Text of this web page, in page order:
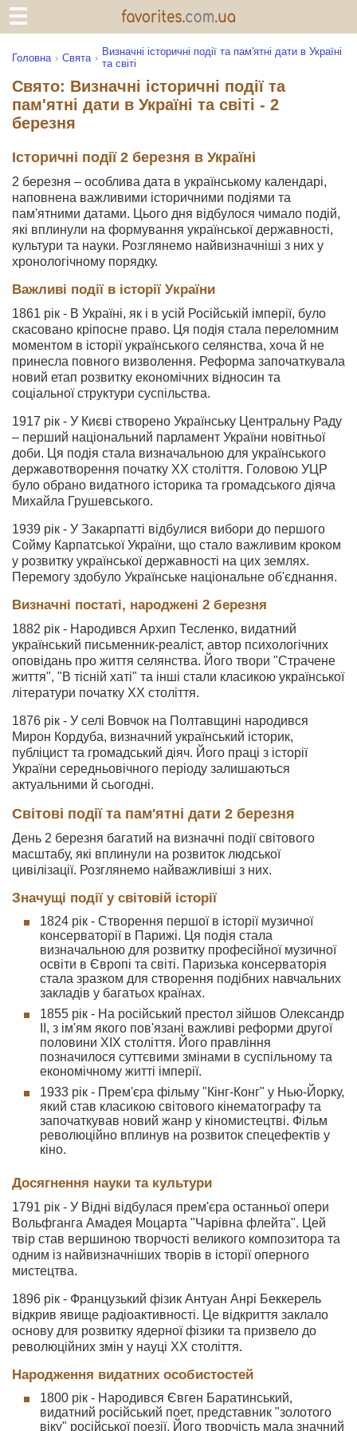
Головна Свята
Визначні історичні події та пам'ятні дати в Україні
та світі
Свято: Визначні історичні події та
пам'ятні дати в Україні та світі - 2
березня
Історичні події 2 березня в Україні
2 березня – особлива дата в українському календарі,
наповнена важливими історичними подіями та
пам'ятними датами. Цього дня відбулося чимало подій,
які вплинули на формування української державності,
культури та науки. Розглянемо найвизначніші з них у
хронологічному порядку.
Важливі події в історії України
1861 рік - В Україні, як і в усій Російській імперії, було
скасовано кріпосне право. Ця подія стала переломним
моментом в історії українського селянства, хоча й не
принесла повного визволення. Реформа започаткувала
новий етап розвитку економічних відносин та
соціальної структури суспільства.
1917 рік - У Києві створено Українську Центральну Раду
– перший національний парламент України новітньої
доби. Ця подія стала визначальною для українського
державотворення початку XX століття. Головою УЦР
було обрано видатного історика та громадського діяча
Михайла Грушевського.
1939 рік - У Закарпатті відбулися вибори до першого
Сойму Карпатської України, що стало важливим кроком
у розвитку української державності на цих землях.
Перемогу здобуло Українське національне об'єднання.
Визначні постаті, народжені 2 березня
1882 рік - Народився Архип Тесленко, видатний
український письменник-реаліст, автор психологічних
оповідань про життя селянства. Його твори "Страчене
життя", "В тісній хаті" та інші стали класикою української
літератури початку XX століття.
1876 рік - У селі Вовчок на Полтавщині народився
Мирон Кордуба, визначний український історик,
публіцист та громадський діяч. Його праці з історії
України середньовічного періоду залишаються
актуальними й сьогодні.
Світові події та пам'ятні дати 2 березня
День 2 березня багатий на визначні події світового
масштабу, які вплинули на розвиток людської
цивілізації. Розглянемо найважливіші з них.
Значущі події у світовій історії
1824 рік - Створення першої в історії музичної
консерваторії в Парижі. Ця подія стала
визначальною для розвитку професійної музичної
освіти в Європі та світі. Паризька консерваторія
стала зразком для створення подібних навчальних
закладів у багатьох країнах.
1855 рік - На російський престол зійшов Олександр
II, з ім'ям якого пов'язані важливі реформи другої
половини XIX століття. Його правління
позначилося суттєвими змінами в суспільному та
економічному житті імперії.
1933 рік - Прем'єра фільму "Кінг-Конг" у Нью-Йорку,
який став класикою світового кінематографу та
започаткував новий жанр у кіномистецтві. Фільм
революційно вплинув на розвиток спецефектів у
кіно.
Досягнення науки та культури
1791 рік - У Відні відбулася прем'єра останньої опери
Вольфганга Амадея Моцарта "Чарівна флейта". Цей
твір став вершиною творчості великого композитора та
одним із найвизначніших творів в історії оперного
мистецтва.
1896 рік - Французький фізик Антуан Анрі Беккерель
відкрив явище радіоактивності. Це відкриття заклало
основу для розвитку ядерної фізики та призвело до
революційних змін у науці XX століття.
Народження видатних особистостей
1800 рік - Народився Євген Баратинський,
видатний російський поет, представник "золотого
віку" російської поезії. Його творчість мала значний